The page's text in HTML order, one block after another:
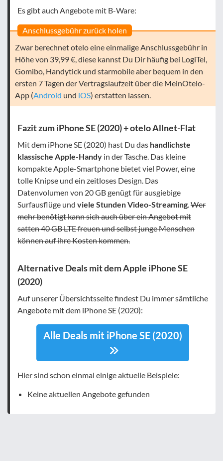
Es gibt auch Angebote mit B-Ware:
Anschlussgebühr zurück holen
Zwar berechnet otelo eine einmalige Anschlussgebühr in
Höhe von 39,99 €, diese kannst Du Dir häufig bei LogiTel,
Gomibo, Handytick und starmobile aber bequem in den
ersten 7 Tagen der Vertragslaufzeit über die MeinOtelo-
App (Android und iOS) erstatten lassen.
Fazit zum iPhone SE (2020) + otelo Allnet-Flat
Mit dem iPhone SE (2020) hast Du das handlichste
klassische Apple-Handy in der Tasche. Das kleine
kompakte Apple-Smartphone bietet viel Power, eine
tolle Knipse und ein zeitloses Design. Das
Datenvolumen von 20 GB genügt für ausgiebige
Surfausflüge und viele Stunden Video-Streaming.Wer
mehr benötigt kann sich auch über ein Angebot mit
satten 40 GB LTE freuen und selbst junge Menschen
können auf ihre Kosten kommen.
Alternative Deals mit dem Apple iPhone SE
(2020)
Auf unserer Übersichtsseite findest Du immer sämtliche
Angebote mit dem iPhone SE (2020):
Alle Deals mit iPhone SE (2020)
Hier sind schon einmal einige aktuelle Beispiele:
Keine aktuellen Angebote gefunden